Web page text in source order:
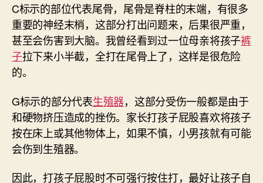
C标示的部位代表尾骨，尾骨是脊柱的末端，有很多
重要的神经末梢，这部分打出问题来，后果很严重，
甚至会伤害到大脑。我曾经看到过一位母亲将孩子裤
子拉下来小半截，全打在尾骨上了，这样是很危险
的。
G标示的部分代表生殖器，这部分受伤一般都是由于
和硬物挤压造成的挫伤。家长打孩子屁股喜欢将孩子
按在床上或其他物体上，如果不慎，小男孩就有可能
会伤到生殖器。
因此，打孩子屁股时不可强行按住打，最好让孩子自